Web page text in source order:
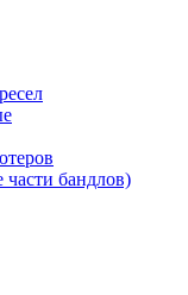
бандлов)